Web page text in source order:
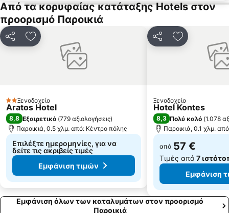
Χρυσή Ακτή
Όρνος
Μέγας Γυαλός
Φοίνικας
Παραδοσιακός Οικισμός Αντιπάρου
Αγροτομουσείο-Μύλος του Μπονή
Πουλάτη
Μυλοπότας
Άγιος Στέφανος
Πούντα
Από τα κορυφαίας κατάταξης Hotels στον
προορισμό Παροικιά
ΚοινοποίησηΠροσθήκη στα αγαπημένα
2 Αστέρια
Ξενοδοχείο
Aratos Hotel
8,8 Εξαιρετικό (779 αξιολογήσεις)
Παροικιά, 0.5 χλμ. από: Κέντρο πόλης
Επιλέξτε ημερομηνίες, για να
δείτε τις ακριβείς τιμές
Εμφάνιση τιμών
ΚοινοποίησηΠροσθήκη
Ξενοδοχείο
Hotel Kontes
8,3 Πολύ καλό (1.078
Παροικιά, 0.1 χλμ.
από 57 €
Τιμές από 7
Εμφάνιση
Εμφάνιση όλων των καταλυμάτων στον προορισμό
Παροικιά